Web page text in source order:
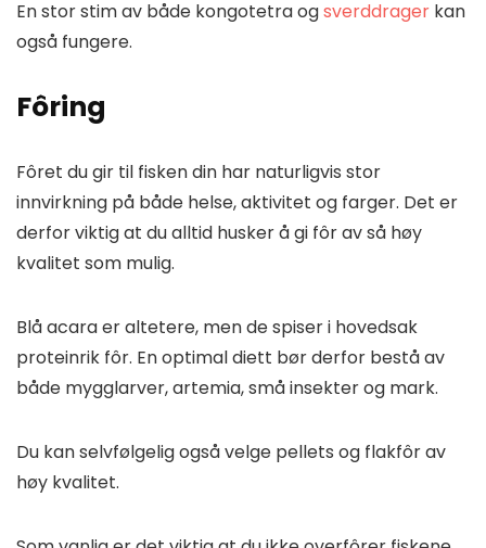
En stor stim av både kongotetra ogsverddrager kan
også fungere.
Fôring
Fôret du gir til fisken din har naturligvis stor
innvirkning på både helse, aktivitet og farger. Det er
derfor viktig at du alltid husker å gi fôr av så høy
kvalitet som mulig.
Blå acara er altetere, men de spiser i hovedsak
proteinrik fôr. En optimal diett bør derfor bestå av
både mygglarver, artemia, små insekter og mark.
Du kan selvfølgelig også velge pellets og flakfôr av
høy kvalitet.